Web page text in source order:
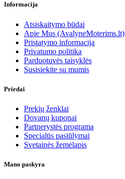
Informacija
Atsiskaitymo būdai
Apie Mus (AvalyneMoterims.lt)
Pristatymo informacija
Privatumo politika
Parduotuvės taisyklės
Susisiekite su mumis
Priedai
Prekių ženklai
Dovanų kuponai
Partnerystės programa
Specialūs pasiūlymai
Svetainės žemėlapis
Mano paskyra